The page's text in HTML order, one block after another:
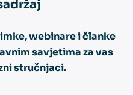
webinare i članke
savjetima za vas
stručnjaci.